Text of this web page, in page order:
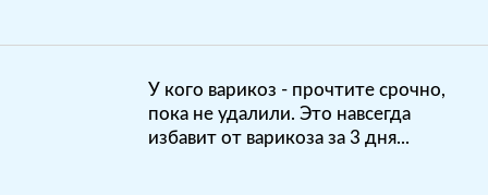
У кого варикоз - прочтите срочно,
пока не удалили. Это навсегда
избавит от варикоза за 3 дня...